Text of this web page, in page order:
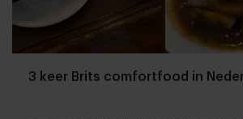
3 keer Brits comfortfood in